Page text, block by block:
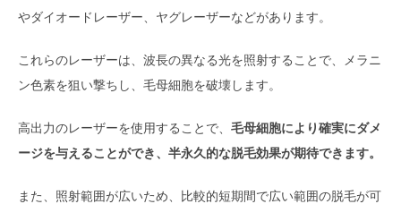
やダイオードレーザー、ヤグレーザーなどがあります。
これらのレーザーは、波長の異なる光を照射することで、メラニ
ン色素を狙い撃ちし、毛母細胞を破壊します。
高出力のレーザーを使用することで、 毛母細胞により確実にダメ
ージを与えることができ、半永久的な脱毛効果が期待できます。
また、照射範囲が広いため、比較的短期間で広い範囲の脱毛が可